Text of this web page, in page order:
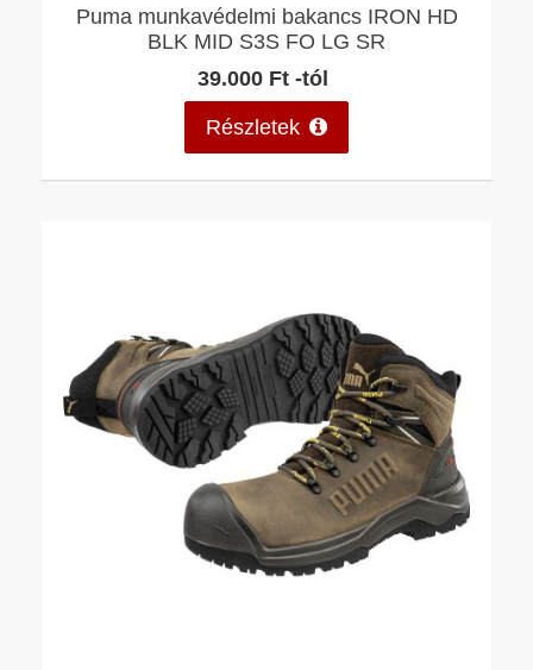
Puma munkavédelmi bakancs IRON HD
BLK MID S3S FO LG SR
39.000 Ft -tól
Részletek